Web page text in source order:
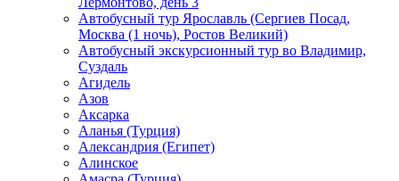
Автобусный тур Ярославль (Сергиев Посад,
Москва (1 ночь), Ростов Великий)
Автобусный экскурсионный тур во Владимир,
Суздаль
Агидель
Азов
Аксарка
Аланья (Турция)
Александрия (Египет)
Алинское